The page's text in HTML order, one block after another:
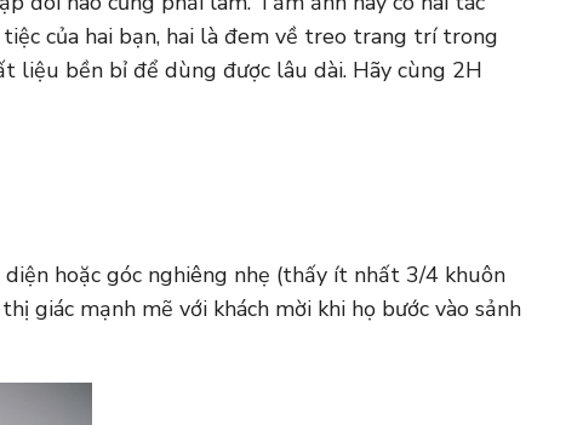
của hai bạn, hai là đem về treo trang trí trong
liệu bền bỉ để dùng được lâu dài. Hãy cùng 2H
hoặc góc nghiêng nhẹ (thấy ít nhất 3/4 khuôn
giác mạnh mẽ với khách mời khi họ bước vào sảnh